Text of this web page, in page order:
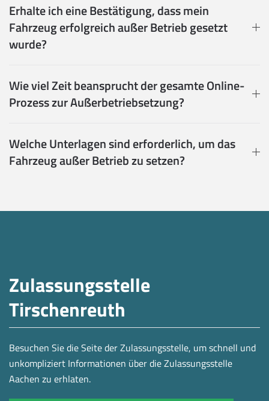
Erhalte ich eine Bestätigung, dass mein
Fahrzeug erfolgreich außer Betrieb gesetzt
wurde?
Wie viel Zeit beansprucht der gesamte Online-
Prozess zur Außerbetriebsetzung?
Welche Unterlagen sind erforderlich, um das
Fahrzeug außer Betrieb zu setzen?
Zulassungsstelle
Tirschenreuth
Besuchen Sie die Seite der Zulassungsstelle, um schnell und
unkompliziert Informationen über die Zulassungsstelle
Aachen zu erhlaten.